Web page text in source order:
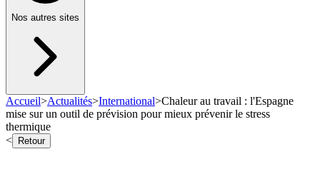
Nos autres sites
Accueil>Actualités>International>Chaleur au travail : l'Espagne
mise sur un outil de prévision pour mieux prévenir le stress
thermique
<
Retour